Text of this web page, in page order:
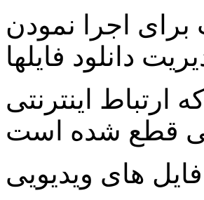
اجرا نمودن
دانلود فایلها
ارتباط اینترنتی
قطع شده است